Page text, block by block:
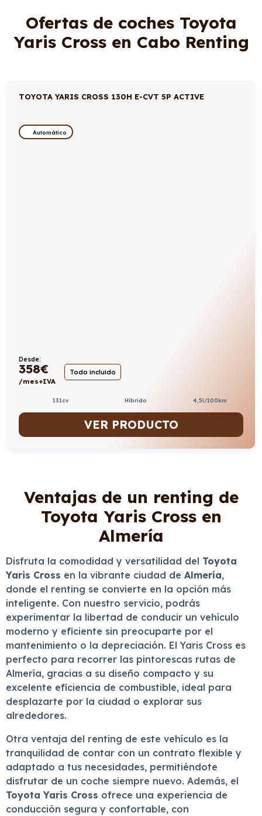
Ofertas de coches Toyota
Yaris Cross en Cabo Renting
TOYOTA YARIS CROSS 130H E-CVT 5P ACTIVE
Automático
Desde:
358€
/mes+IVA
Todo incluido
131cv Híbrido 4,5l/100km
VER PRODUCTO
Ventajas de un renting de
Toyota Yaris Cross en
Almería
Disfruta la comodidad y versatilidad del Toyota
Yaris Cross en la vibrante ciudad de Almería,
donde el renting se convierte en la opción más
inteligente. Con nuestro servicio, podrás
experimentar la libertad de conducir un vehículo
moderno y eficiente sin preocuparte por el
mantenimiento o la depreciación. El Yaris Cross es
perfecto para recorrer las pintorescas rutas de
Almería, gracias a su diseño compacto y su
excelente eficiencia de combustible, ideal para
desplazarte por la ciudad o explorar sus
alrededores.
Otra ventaja del renting de este vehículo es la
tranquilidad de contar con un contrato flexible y
adaptado a tus necesidades, permitiéndote
disfrutar de un coche siempre nuevo. Además, el
Toyota Yaris Cross ofrece una experiencia de
conducción segura y confortable, con